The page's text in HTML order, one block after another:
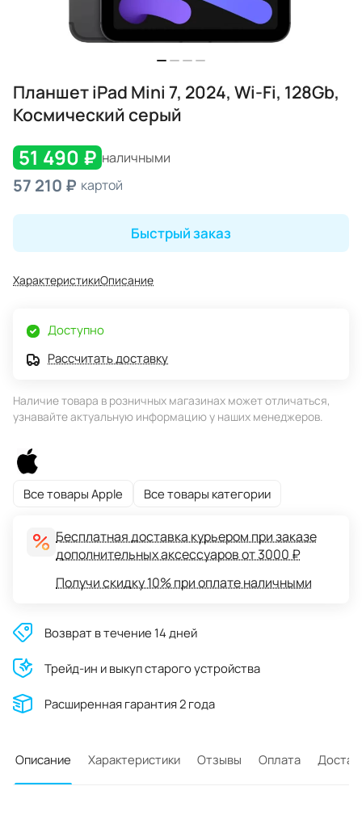
Планшет iPad Mini 7, 2024, Wi-Fi, 128Gb,
Космический серый
51 490 ₽ наличными
57 210 ₽ картой
Быстрый заказ
ХарактеристикиОписание
Доступно
Рассчитать доставку
Наличие товара в розничных магазинах может отличаться,
узнавайте актуальную информацию у наших менеджеров.
Все товары Apple Все товары категории
Бесплатная доставка курьером при заказе
дополнительных аксессуаров от 3000 ₽
Получи скидку 10% при оплате наличными
Возврат в течение 14 дней
Трейд-ин и выкуп старого устройства
Расширенная гарантия 2 года
Описание Характеристики Отзывы Оплата